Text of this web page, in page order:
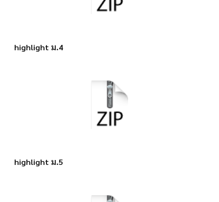
highlight ม.4
highlight ม.5